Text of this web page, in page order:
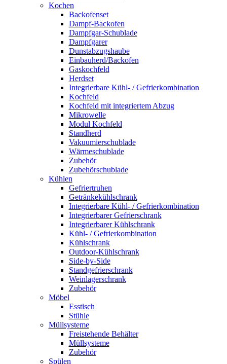
Kochen
Backofenset
Dampf-Backofen
Dampfgar-Schublade
Dampfgarer
Dunstabzugshaube
Einbauherd/Backofen
Gaskochfeld
Herdset
Integrierbare Kühl- / Gefrierkombination
Kochfeld
Kochfeld mit integriertem Abzug
Mikrowelle
Modul Kochfeld
Standherd
Vakuumierschublade
Wärmeschublade
Zubehör
Zubehörschublade
Kühlen
Gefriertruhen
Getränkekühlschrank
Integrierbare Kühl- / Gefrierkombination
Integrierbarer Gefrierschrank
Integrierbarer Kühlschrank
Kühl- / Gefrierkombination
Kühlschrank
Outdoor-Kühlschrank
Side-by-Side
Standgefrierschrank
Weinlagerschrank
Zubehör
Möbel
Esstisch
Stühle
Müllsysteme
Freistehende Behälter
Müllsysteme
Zubehör
Spülen